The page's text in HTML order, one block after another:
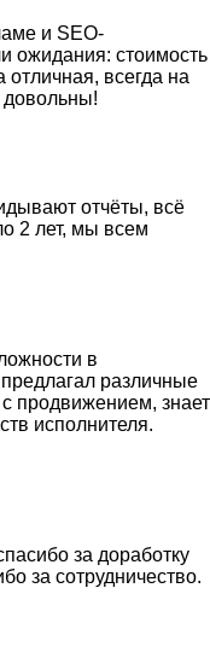
и SEO-
ожидания: стоимость
всегда на
довольны!
отчёты, всё
2 лет, мы всем
в
различные
продвижением, знает
исполнителя.
за доработку
за сотрудничество.